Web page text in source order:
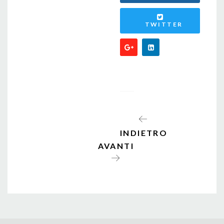
TWITTER
INDIETRO
AVANTI